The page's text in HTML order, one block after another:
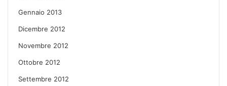
Gennaio 2013
Dicembre 2012
Novembre 2012
Ottobre 2012
Settembre 2012